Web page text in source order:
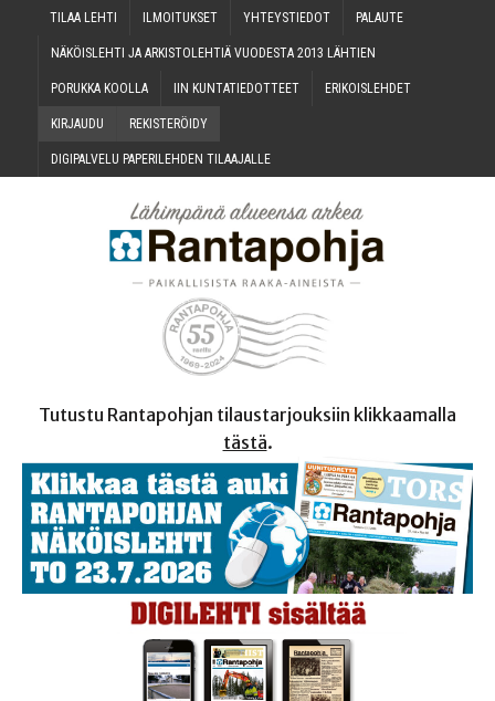
TILAA LEH­TI ILMOI­TUK­SET YHTEYS­TIE­DOT PALAU­TE
NÄKÖIS­LEH­TI JA ARKIS­TO­LEH­TIÄ VUO­DES­TA 2013 LÄHTIEN
PORUK­KA KOOLLA IIN KUN­TA­TIE­DOT­TEET ERI­KOIS­LEH­DET
KIR­JAU­DU REKIS­TE­RÖI­DY
DIGI­PAL­VE­LU PAPE­RI­LEH­DEN TILAAJALLE
Tutustu Rantapohjan tilaustarjouksiin klikkaamalla
tästä.